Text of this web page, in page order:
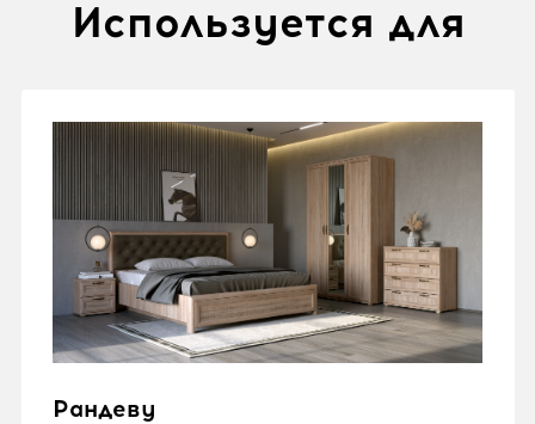
Используется для
Рандеву